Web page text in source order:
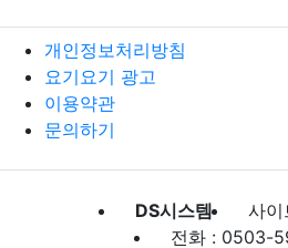
개인정보처리방침
요기요기 광고
이용약관
문의하기
DS시스템
사이
전화 : 0503-